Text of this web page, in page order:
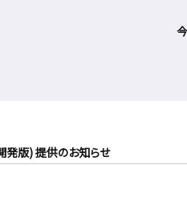
発版) 提供のお知らせ